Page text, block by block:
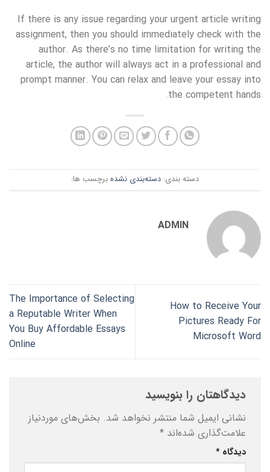
If there is any issue regarding your urgent article writing
assignment, then you should immediately check with the
author. As there’s no time limitation for writing the
article, the author will always act in a professional and
prompt manner. You can relax and leave your essay into
the competent hands.
دسته بندی: دسته‌بندی نشده برچسب ها:
ADMIN
How to Receive Your
Pictures Ready For
Microsoft Word
The Importance of Selecting
a Reputable Writer When
You Buy Affordable Essays
Online
دیدگاهتان را بنویسید
نشانی ایمیل شما منتشر نخواهد شد. بخش‌های موردنیاز
علامت‌گذاری شده‌اند *
دیدگاه *